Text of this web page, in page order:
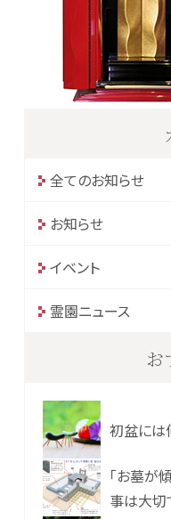
全てのお知らせ
お知らせ
イベント
霊園ニュース
お
初盆には
「お墓が
事は大切